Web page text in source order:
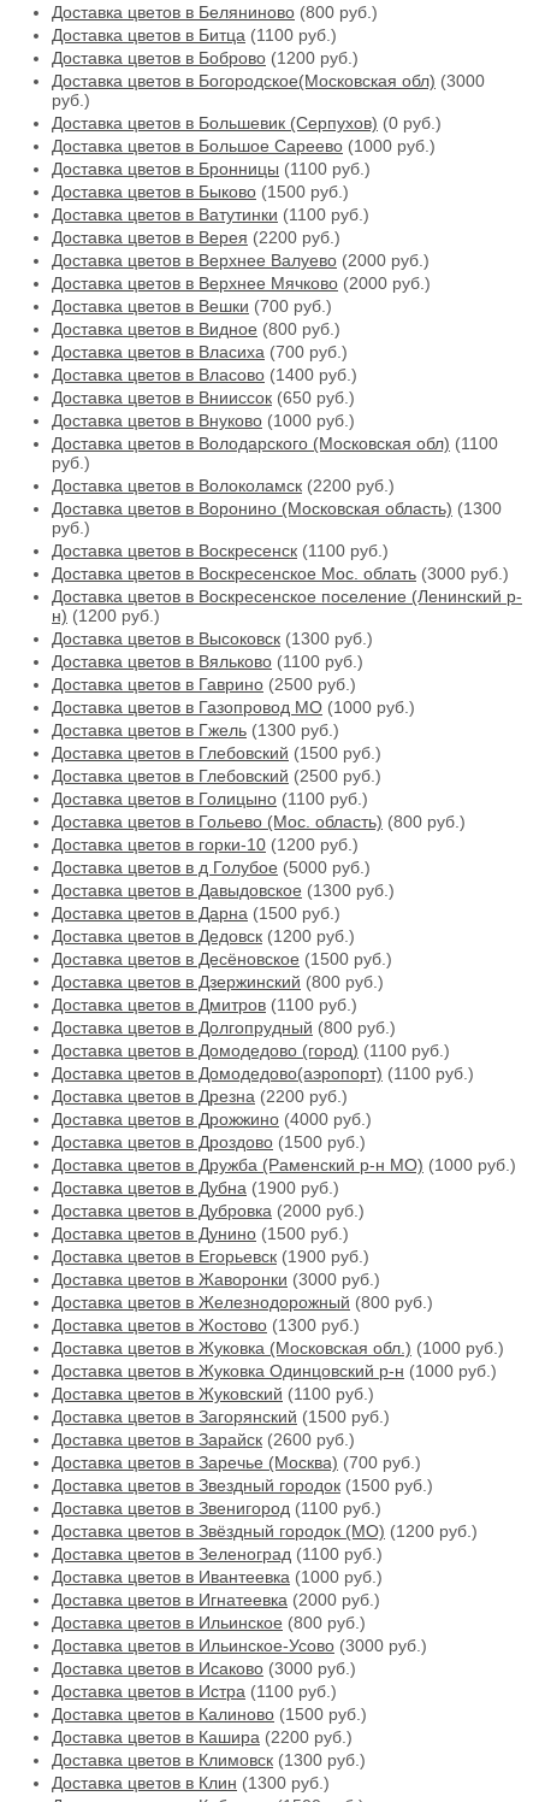
Доставка цветов в Беляниново (800 руб.)
Доставка цветов в Битца (1100 руб.)
Доставка цветов в Боброво (1200 руб.)
Доставка цветов в Богородское(Московская обл) (3000
руб.)
Доставка цветов в Большевик (Серпухов) (0 руб.)
Доставка цветов в Большое Сареево (1000 руб.)
Доставка цветов в Бронницы (1100 руб.)
Доставка цветов в Быково (1500 руб.)
Доставка цветов в Ватутинки (1100 руб.)
Доставка цветов в Верея (2200 руб.)
Доставка цветов в Верхнее Валуево (2000 руб.)
Доставка цветов в Верхнее Мячково (2000 руб.)
Доставка цветов в Вешки (700 руб.)
Доставка цветов в Видное (800 руб.)
Доставка цветов в Власиха (700 руб.)
Доставка цветов в Власово (1400 руб.)
Доставка цветов в Внииссок (650 руб.)
Доставка цветов в Внуково (1000 руб.)
Доставка цветов в Володарского (Московская обл) (1100
руб.)
Доставка цветов в Волоколамск (2200 руб.)
Доставка цветов в Воронино (Московская область) (1300
руб.)
Доставка цветов в Воскресенск (1100 руб.)
Доставка цветов в Воскресенское Мос. облать (3000 руб.)
Доставка цветов в Воскресенское поселение (Ленинский р-
н) (1200 руб.)
Доставка цветов в Высоковск (1300 руб.)
Доставка цветов в Вяльково (1100 руб.)
Доставка цветов в Гаврино (2500 руб.)
Доставка цветов в Газопровод МО (1000 руб.)
Доставка цветов в Гжель (1300 руб.)
Доставка цветов в Глебовский (1500 руб.)
Доставка цветов в Глебовский (2500 руб.)
Доставка цветов в Голицыно (1100 руб.)
Доставка цветов в Гольево (Мос. область) (800 руб.)
Доставка цветов в горки-10 (1200 руб.)
Доставка цветов в д Голубое (5000 руб.)
Доставка цветов в Давыдовское (1300 руб.)
Доставка цветов в Дарна (1500 руб.)
Доставка цветов в Дедовск (1200 руб.)
Доставка цветов в Десёновское (1500 руб.)
Доставка цветов в Дзержинский (800 руб.)
Доставка цветов в Дмитров (1100 руб.)
Доставка цветов в Долгопрудный (800 руб.)
Доставка цветов в Домодедово (город) (1100 руб.)
Доставка цветов в Домодедово(аэропорт) (1100 руб.)
Доставка цветов в Дрезна (2200 руб.)
Доставка цветов в Дрожжино (4000 руб.)
Доставка цветов в Дроздово (1500 руб.)
Доставка цветов в Дружба (Раменский р-н МО) (1000 руб.)
Доставка цветов в Дубна (1900 руб.)
Доставка цветов в Дубровка (2000 руб.)
Доставка цветов в Дунино (1500 руб.)
Доставка цветов в Егорьевск (1900 руб.)
Доставка цветов в Жаворонки (3000 руб.)
Доставка цветов в Железнодорожный (800 руб.)
Доставка цветов в Жостово (1300 руб.)
Доставка цветов в Жуковка (Московская обл.) (1000 руб.)
Доставка цветов в Жуковка Одинцовский р-н (1000 руб.)
Доставка цветов в Жуковский (1100 руб.)
Доставка цветов в Загорянский (1500 руб.)
Доставка цветов в Зарайск (2600 руб.)
Доставка цветов в Заречье (Москва) (700 руб.)
Доставка цветов в Звездный городок (1500 руб.)
Доставка цветов в Звенигород (1100 руб.)
Доставка цветов в Звёздный городок (МО) (1200 руб.)
Доставка цветов в Зеленоград (1100 руб.)
Доставка цветов в Ивантеевка (1000 руб.)
Доставка цветов в Игнатеевка (2000 руб.)
Доставка цветов в Ильинское (800 руб.)
Доставка цветов в Ильинское-Усово (3000 руб.)
Доставка цветов в Исаково (3000 руб.)
Доставка цветов в Истра (1100 руб.)
Доставка цветов в Калиново (1500 руб.)
Доставка цветов в Кашира (2200 руб.)
Доставка цветов в Климовск (1300 руб.)
Доставка цветов в Клин (1300 руб.)